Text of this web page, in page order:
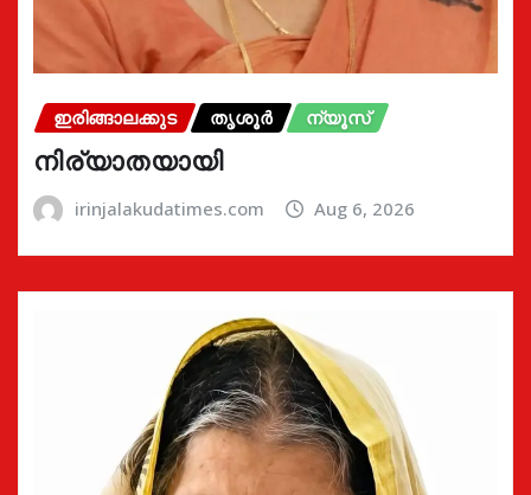
ഇരിങ്ങാലക്കുട തൃശൂർ ന്യൂസ്
നിര്യാതയായി
irinjalakudatimes.com Aug 6, 2026